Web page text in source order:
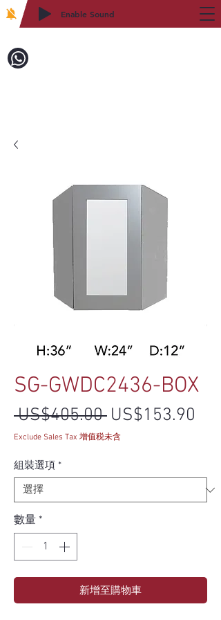
Enable Sound
SG-GWDC2436-BOX
US$405.00 一般價格
US$153.90
Exclude Sales Tax 增值税未含
組裝選項 *
數量 *
新增至購物車